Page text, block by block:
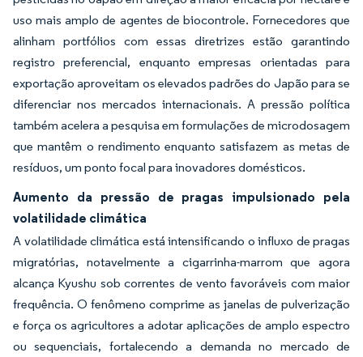
uso mais amplo de agentes de biocontrole. Fornecedores que
alinham portfólios com essas diretrizes estão garantindo
registro preferencial, enquanto empresas orientadas para
exportação aproveitam os elevados padrões do Japão para se
diferenciar nos mercados internacionais. A pressão política
também acelera a pesquisa em formulações de microdosagem
que mantêm o rendimento enquanto satisfazem as metas de
resíduos, um ponto focal para inovadores domésticos.
Aumento da pressão de pragas impulsionado pela
volatilidade climática
A volatilidade climática está intensificando o influxo de pragas
migratórias, notavelmente a cigarrinha-marrom que agora
alcança Kyushu sob correntes de vento favoráveis com maior
frequência. O fenômeno comprime as janelas de pulverização
e força os agricultores a adotar aplicações de amplo espectro
ou sequenciais, fortalecendo a demanda no mercado de